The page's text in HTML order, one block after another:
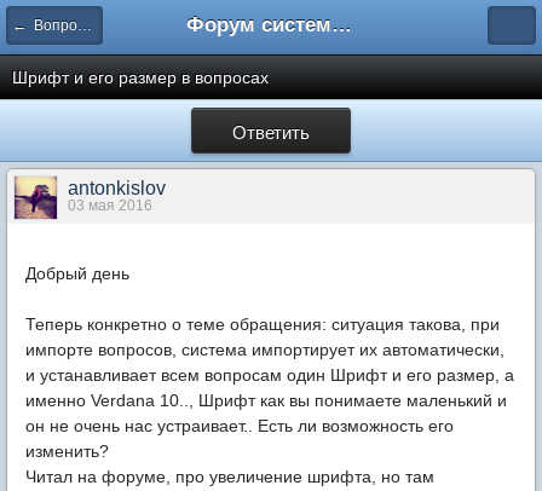
← Вопросы составления тестов Форум системы тестирования INDIGO
Шрифт и его размер в вопросах
Ответить
antonkislov
03 мая 2016
Добрый день
Теперь конкретно о теме обращения: ситуация такова, при
импорте вопросов, система импортирует их автоматически,
и устанавливает всем вопросам один Шрифт и его размер, а
именно Verdana 10.., Шрифт как вы понимаете маленький и
он не очень нас устраивает.. Есть ли возможность его
изменить?
Читал на форуме, про увеличение шрифта, но там